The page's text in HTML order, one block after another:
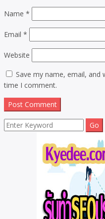
Name *
Email *
Website
Save my name, email,
time I comment.
Search
for: